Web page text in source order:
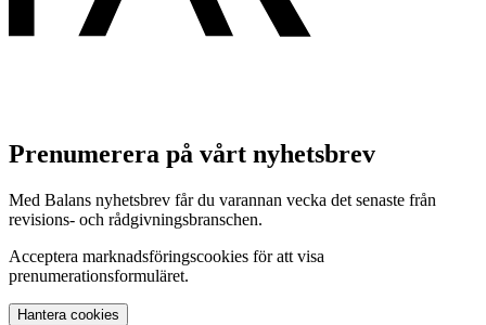
Prenumerera på vårt nyhetsbrev
Med Balans nyhetsbrev får du varannan vecka det senaste från
revisions- och rådgivningsbranschen.
Acceptera marknadsföringscookies för att visa
prenumerationsformuläret.
Hantera cookies